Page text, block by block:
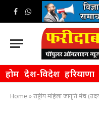
Facebook
WhatsApp
होम देश-विदेश हरियाणा
Home »राष्ट्रीय महिला जागृति मंच